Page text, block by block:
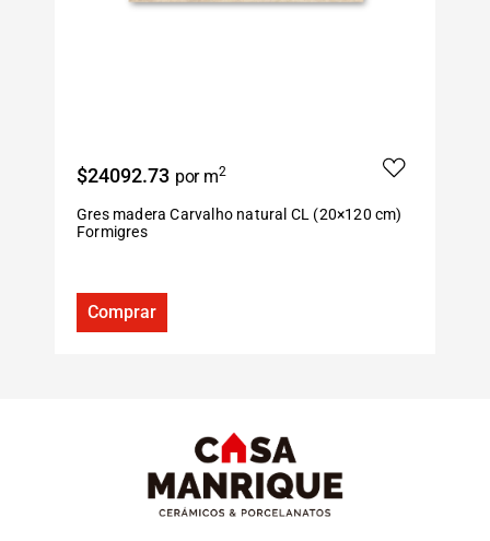
$24092.73 por m2
Gres madera Carvalho natural CL (20×120 cm)
Formigres
Comprar